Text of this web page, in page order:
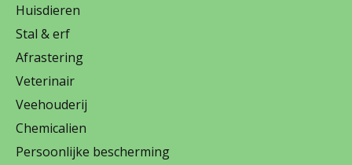
Huisdieren
Stal & erf
Afrastering
Veterinair
Veehouderij
Chemicalien
Persoonlijke bescherming